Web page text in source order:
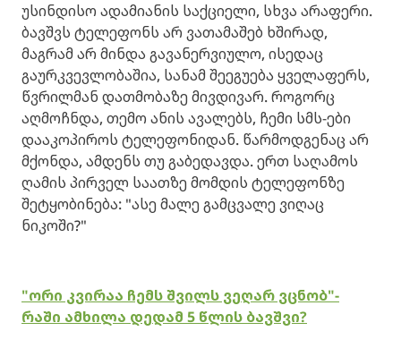
უსინდისო ადამიანის საქციელი, სხვა არაფერი.
ბავშვს ტელეფონს არ ვათამაშებ ხშირად,
მაგრამ არ მინდა გავანერვიულო, ისედაც
გაურკვევლობაშია, სანამ შეეგუება ყველაფერს,
წვრილმან დათმობაზე მივდივარ. როგორც
აღმოჩნდა, თემო ანის ავალებს, ჩემი სმს-ები
დააკოპიროს ტელეფონიდან. წარმოდგენაც არ
მქონდა, ამდენს თუ გაბედავდა. ერთ საღამოს
ღამის პირველ საათზე მომდის ტელეფონზე
შეტყობინება: "ასე მალე გამცვალე ვიღაც
ნიკოში?"
"ორი კვირაა ჩემს შვილს ვეღარ ვცნობ"-
რაში ამხილა დედამ 5 წლის ბავშვი?